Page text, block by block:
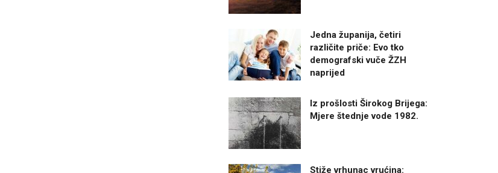
Jedna županija, četiri
različite priče: Evo tko
demografski vuče ŽZH
naprijed
Iz prošlosti Širokog Brijega:
Mjere štednje vode 1982.
Stiže vrhunac vrućina: